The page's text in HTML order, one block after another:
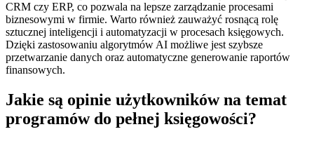
CRM czy ERP, co pozwala na lepsze zarządzanie procesami
biznesowymi w firmie. Warto również zauważyć rosnącą rolę
sztucznej inteligencji i automatyzacji w procesach księgowych.
Dzięki zastosowaniu algorytmów AI możliwe jest szybsze
przetwarzanie danych oraz automatyczne generowanie raportów
finansowych.
Jakie są opinie użytkowników na temat
programów do pełnej księgowości?